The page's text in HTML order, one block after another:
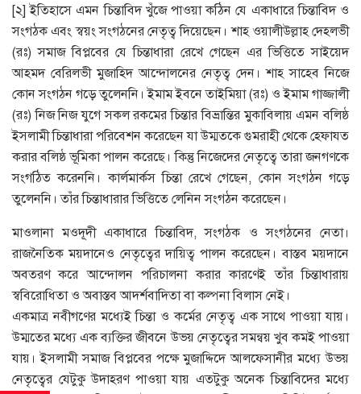
[২] ইতিহাসে এমন চিন্তাবিদ খুঁজে পাওয়া কঠিন যে একাধারে চিন্তাবিদ ও
সংগঠক এবং স্বয়ং সংগঠনের নেতৃত্ব দিয়েছেন। শাহ ওয়ালীউল্লাহ দেহলভী
(রঃ) সমাজ বিপ্লবের যে চিন্তাধারা রেখে গেছেন এর ভিত্তিতে সাইয়েদ
আহমদ বেরিলভী মুজাহিদ আন্দোলনের নেতৃত্ব দেন। শাহ সাহেব নিজে
কোন সংগঠন গড়ে তুলেননি। ইমাম ইবনে তাইমিয়া (রঃ) ও ইমাম গাজ্জালী
(রঃ) নিজ নিজ যুগে সকল রকমের চিন্তার বিভ্রান্তির মুকাবিলায় এমন বলিষ্ঠ
ইসলামী চিন্তাধারা পরিবেশন করেছেন যা উম্মতকে গুমরাহী থেকে হেফাযত
করার বলিষ্ঠ ভূমিকা পালন করেছে। কিন্তু নিজেদের নেতৃত্বে তারা জনগণকে
সংগঠিত করেননি। কার্লমার্কস চিন্তা রেখে গেছেন, কোন সংগঠন গড়ে
তুলেননি। তাঁর চিন্তাধারার ভিত্তিতে লেনিন সংগঠন করেছেন।
মাওলানা মওদূদী একাধারে চিন্তাবিদ, সংগঠক ও সংগঠনের নেতা।
রাজনৈতিক ময়দানেও নেতৃত্বের দায়িত্ব পালন করেছেন। বাস্তব ময়দানে
অবতরণ করে আন্দোলন পরিচালনা করার কারণেই তাঁর চিন্তাধারায়
স্ববিরোধিতা ও অবাস্তব আদর্শবাদিতা বা কল্পনা বিলাস নেই।
একমাত্র নবীগণের মধ্যেই চিন্তা ও কর্মের নেতৃত্ব এক সাথে পাওয়া যায়।
উম্মতের মধ্যে এক ব্যক্তির জীবনে উভয় নেতৃত্বের সমন্বয় খুব কমই পাওয়া
যায়। ইসলামী সমাজ বিপ্লবের পক্ষে মুজাদ্দিদে আলফেসানীর মধ্যে উভয়
নেতৃত্বের যেটুকু উদাহরণ পাওয়া যায় এতটুকু অনেক চিন্তাবিদের মধ্যে